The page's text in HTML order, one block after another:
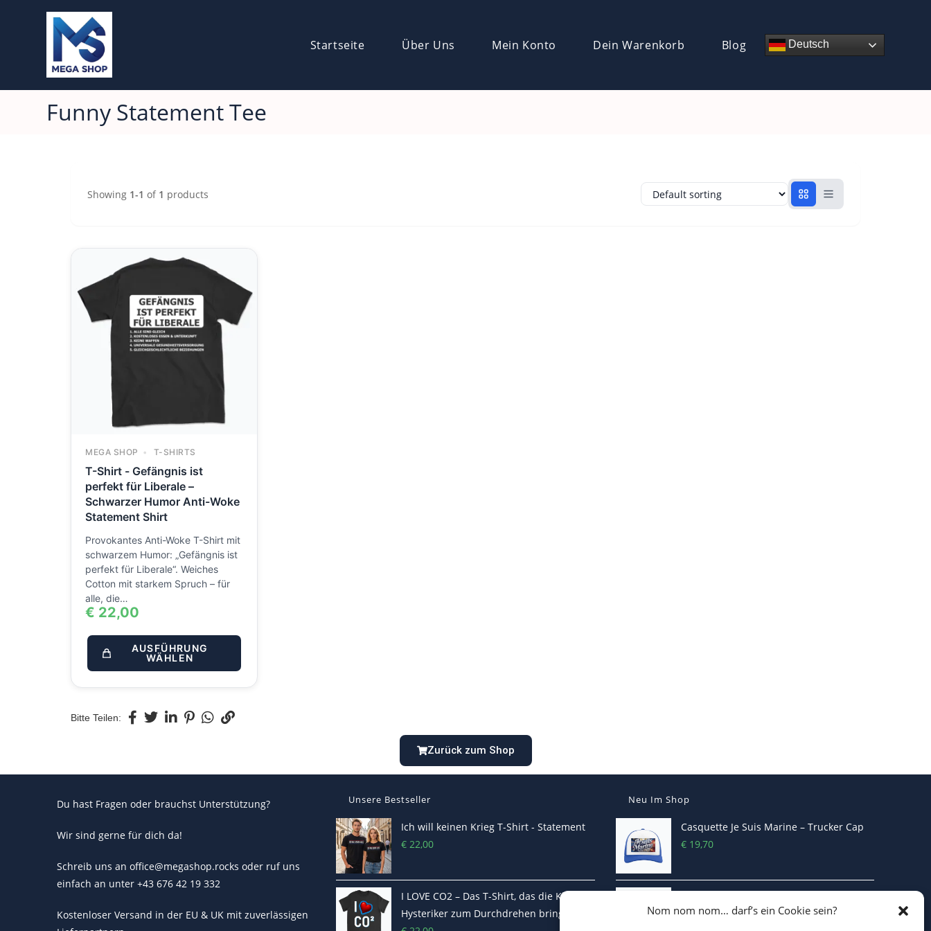
Nom nom nom… darf’s ein Cookie sein?
Deutsch
Startseite Über Uns Mein Konto Dein Warenkorb Blog
Funny Statement Tee
Showing 1-1 of 1 products
MEGA SHOP T-SHIRTS
T-Shirt - Gefängnis ist
perfekt für Liberale –
Schwarzer Humor Anti-Woke
Statement Shirt
Provokantes Anti-Woke T-Shirt mit
schwarzem Humor: „Gefängnis ist
perfekt für Liberale“. Weiches
Cotton mit starkem Spruch – für
alle, die…
€ 22,00
AUSFÜHRUNG
WÄHLEN
Bitte Teilen:
Zurück zum Shop
Du hast Fragen oder brauchst Unterstützung?
Wir sind gerne für dich da!
Schreib uns an office@megashop.rocks oder ruf uns
einfach an unter +43 676 42 19 332
Kostenloser Versand in der EU & UK mit zuverlässigen
Unsere Bestseller
Ich will keinen Krieg T-Shirt - Statement
€ 22,00
I LOVE CO2 – Das T-Shirt, das die Klima-
Hysteriker zum Durchdrehen bringt
Neu Im Shop
Casquette Je Suis Marine – Trucker Cap
€19,70
Friedens-Statement